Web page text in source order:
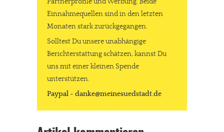
Einnahmequellen sind in den letzten
Monaten stark zurückgegangen.
Solltest Du unsere unabhängige
Berichterstattung schätzen, kannst Du
uns mit einer kleinen Spende
unterstützen.
Paypal - danke@meinesuedstadt.de